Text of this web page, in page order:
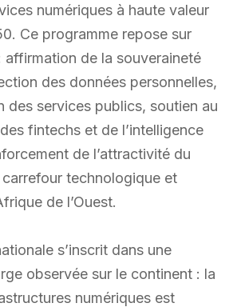
numériques à haute valeur
Ce programme repose sur
affirmation de la souveraineté
des données personnelles,
des services publics, soutien au
fintechs et de l’intelligence
de l’attractivité du
technologique et
de l’Ouest.
s’inscrit dans une
observée sur le continent : la
numériques est